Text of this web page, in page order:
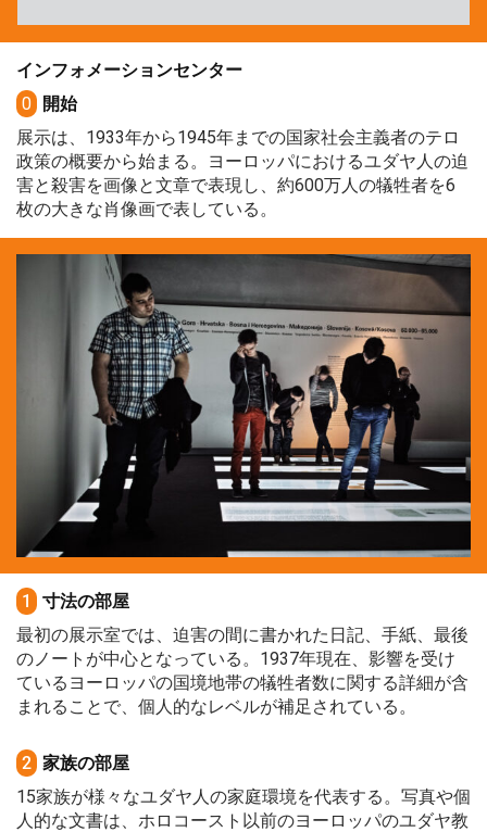
インフォメーションセンター
0
開始
展示は、1933年から1945年までの国家社会主義者のテロ
政策の概要から始まる。ヨーロッパにおけるユダヤ人の迫
害と殺害を画像と文章で表現し、約600万人の犠牲者を6
枚の大きな肖像画で表している。
1
寸法の部屋
最初の展示室では、迫害の間に書かれた日記、手紙、最後
のノートが中心となっている。1937年現在、影響を受け
ているヨーロッパの国境地帯の犠牲者数に関する詳細が含
まれることで、個人的なレベルが補足されている。
2 家族の部屋
15家族が様々なユダヤ人の家庭環境を代表する。写真や個
人的な文書は、ホロコースト以前のヨーロッパのユダヤ教